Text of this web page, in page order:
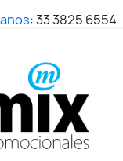
33 3825 6554